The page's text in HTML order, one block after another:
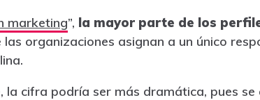
marketing”, la mayor parte de los
las organizaciones asignan a un único
la cifra podría ser más dramática, pues se